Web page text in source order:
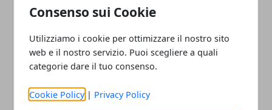
Consenso sui Cookie
Utilizziamo i cookie per ottimizzare il nostro sito
web e il nostro servizio. Puoi scegliere a quali
categorie dare il tuo consenso.
Cookie Policy | Privacy Policy
Turismo sostenibile sempre più in
trend: le destinazioni da non perdere